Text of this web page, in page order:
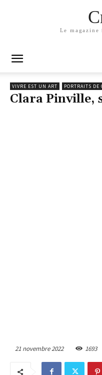
Le
VIVRE EST UN ART PORTRAITS DE
Clara Pinville,
21 novembre 2022 1693